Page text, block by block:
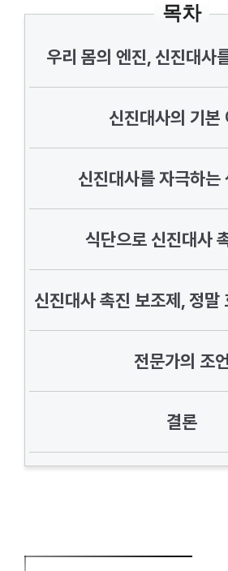
목차
우리 몸의 엔진, 신진대사
신진대사의 기본
신진대사를 자극하는
식단으로 신진대사
신진대사 촉진 보조제, 정말
전문가의 조언
결론